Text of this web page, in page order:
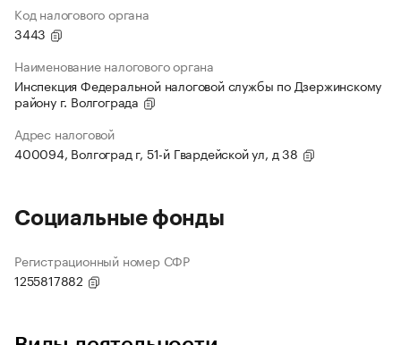
Код налогового органа
3443
Наименование налогового органа
Инспекция Федеральной налоговой службы по Дзержинскому
району г. Волгограда
Адрес налоговой
400094, Волгоград г, 51-й Гвардейской ул, д 38
Социальные фонды
Регистрационный номер СФР
1255817882